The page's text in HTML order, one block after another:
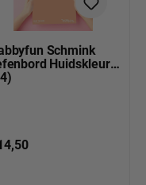
Schmink
Huidskleur